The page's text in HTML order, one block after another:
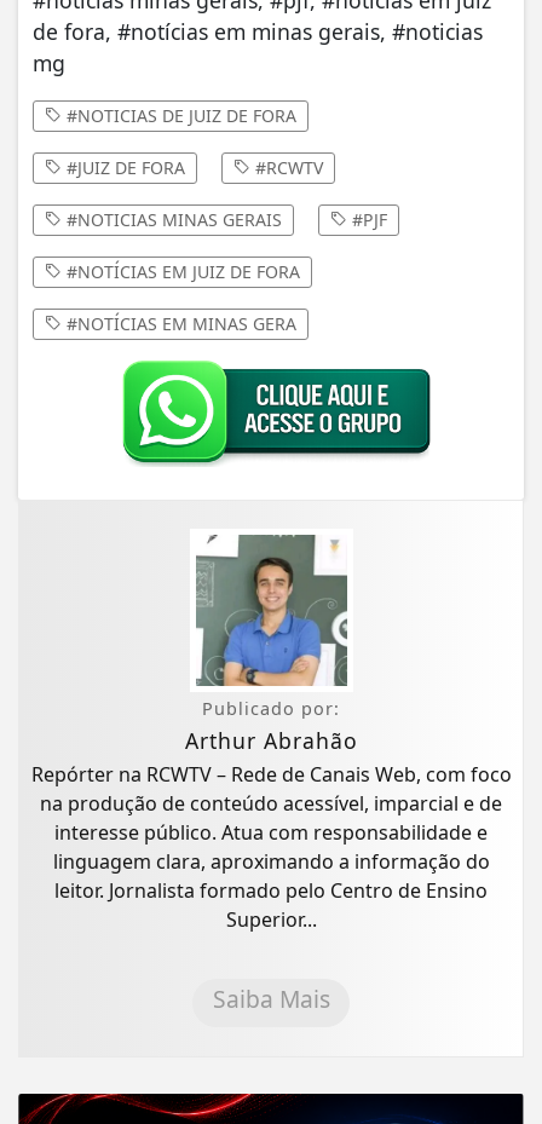
de fora, #notícias em minas gerais, #noticias
mg
#NOTICIAS DE JUIZ DE FORA
#JUIZ DE FORA #RCWTV
#NOTICIAS MINAS GERAIS #PJF
#NOTÍCIAS EM JUIZ DE FORA
#NOTÍCIAS EM MINAS GERA
Publicado por:
Arthur Abrahão
Repórter na RCWTV – Rede de Canais Web, com foco
na produção de conteúdo acessível, imparcial e de
interesse público. Atua com responsabilidade e
linguagem clara, aproximando a informação do
leitor. Jornalista formado pelo Centro de Ensino
Superior...
Saiba Mais